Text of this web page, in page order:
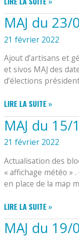
SUR
LES
LISTES
ÉLECTORALES
POUR
LA
PRÉSIDENTIELLE
MAJ du 23/
21 février 2022
Ajout d’artisans et
et sivos MAJ des
d’élections
MAJ
DU
23/01/2022
LIRE LA SUITE »
MAJ du 15/
21 février 2022
Actualisation des
« affichage météo »
en place de la map
MAJ
DU
15/10/2021
LIRE LA SUITE »
MAJ du 19/